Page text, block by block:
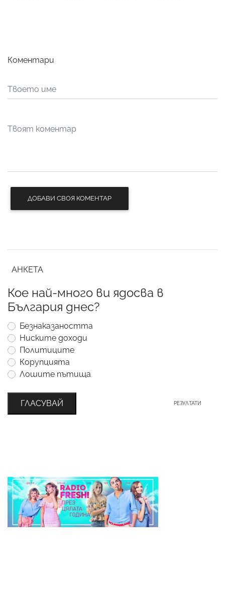
Коментари
ДОБАВИ СВОЯ КОМЕНТАР
АНКЕТА
Кое най-много ви ядосва в
България днес?
Безнаказаността
Ниските доходи
Политиците
Корупцията
Лошите пътища
ГЛАСУВАЙ РЕЗУЛТАТИ